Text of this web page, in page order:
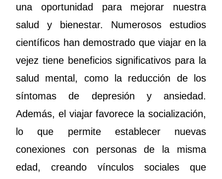
una oportunidad para mejorar nuestra
salud y bienestar. Numerosos estudios
científicos han demostrado que viajar en la
vejez tiene beneficios significativos para la
salud mental, como la reducción de los
síntomas de depresión y ansiedad.
Además, el viajar favorece la socialización,
lo que permite establecer nuevas
conexiones con personas de la misma
edad, creando vínculos sociales que